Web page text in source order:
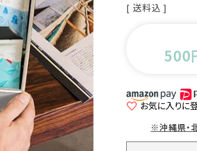
送料込
500
お気に入りに
※沖縄県・